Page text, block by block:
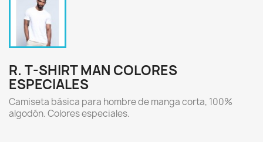
R. T-SHIRT MAN COLORES
ESPECIALES
Camiseta básica para hombre de manga corta, 100%
algodón. Colores especiales.